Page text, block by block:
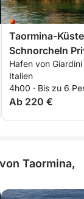
Taormina-
Schnorcheln Privater Ausflug
durch
Buchten und
mit Blick auf
Hafen von
Italien
4h00 · Bis zu 6
Ab 220 €
Taormina,